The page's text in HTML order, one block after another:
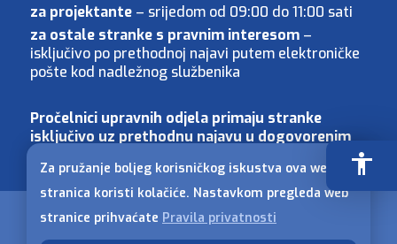
accessibility
Za pružanje boljeg korisničkog iskustva ova web
stranica koristi kolačiće. Nastavkom pregleda web
stranice prihvaćate Pravila privatnosti
za projektante– srijedom od 09:00 do 11:00 sati
za ostale stranke s pravnim interesom–
isključivo po prethodnoj najavi putem elektroničke
pošte kod nadležnog službenika
Pročelnici upravnih odjela primaju stranke
isključivo uz prethodnu najavu u dogovorenim